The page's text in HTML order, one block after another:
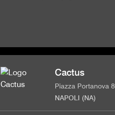
Cactus
Piazza Portanova 8
NAPOLI (NA)